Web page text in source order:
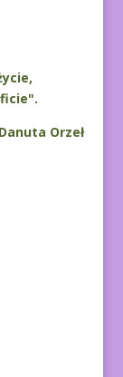
Danuta Orzeł